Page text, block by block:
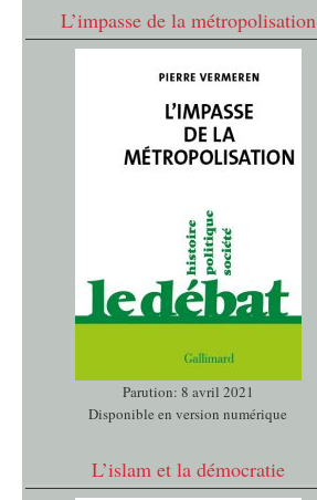
L’impasse de la métropolisation
Parution: 8 avril 2021
Disponible en version numérique
L’islam et la démocratie